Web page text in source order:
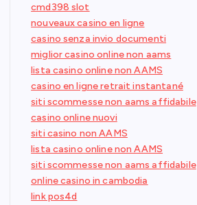
cmd398 slot
nouveaux casino en ligne
casino senza invio documenti
miglior casino online non aams
lista casino online non AAMS
casino en ligne retrait instantané
siti scommesse non aams affidabile
casino online nuovi
siti casino non AAMS
lista casino online non AAMS
siti scommesse non aams affidabile
online casino in cambodia
link pos4d